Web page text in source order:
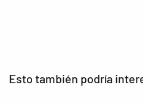
Esto también podría